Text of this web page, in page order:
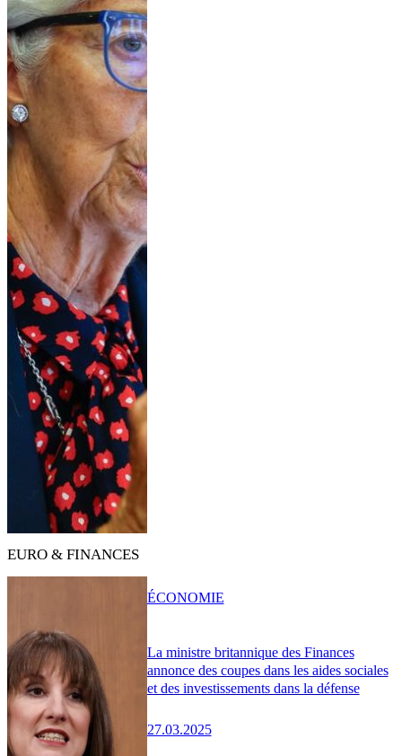
EURO & FINANCES
La ministre britannique des Finances
annonce des coupes dans les aides sociales
et des investissements dans la défense
27.03.2025
ÉCONOMIE